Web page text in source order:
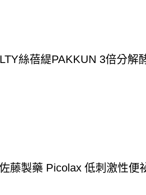
絲蓓緹PAKKUN 3倍分
藤製藥 Picolax 低刺激性